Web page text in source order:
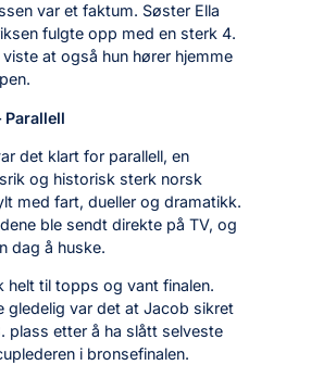
var et faktum. Søster Ella
fulgte opp med en sterk 4.
at også hun hører hjemme
Parallell
det klart for parallell, en
og historisk sterk norsk
med fart, dueller og dramatikk.
ble sendt direkte på TV, og
dag å huske.
helt til topps og vant finalen.
gledelig var det at Jacob sikret
plass etter å ha slått selveste
i bronsefinalen.